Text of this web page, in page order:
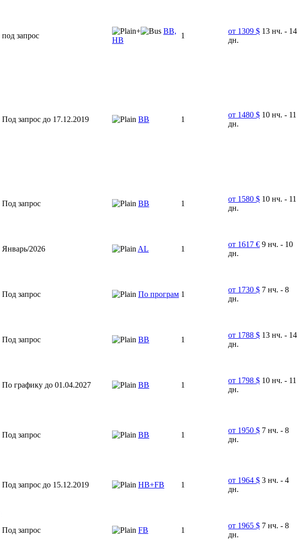
под запрос
+
ВВ,
HB
1
от 1309 $ 13 нч. - 14
дн.
Под запрос до 17.12.2019 BB 1
от 1480 $ 10 нч. - 11
дн.
Под запрос BB 1
от 1580 $ 10 нч. - 11
дн.
Январь/2026 AL 1
от 1617 € 9 нч. - 10
дн.
Под запрос По програм 1
от 1730 $ 7 нч. - 8
дн.
Под запрос ВВ 1
от 1788 $ 13 нч. - 14
дн.
По графику до 01.04.2027 ВВ 1
от 1798 $ 10 нч. - 11
дн.
Под запрос BB 1
от 1950 $ 7 нч. - 8
дн.
Под запрос до 15.12.2019 HB+FB 1
от 1964 $ 3 нч. - 4
дн.
Под запрос FB 1
от 1965 $ 7 нч. - 8
дн.